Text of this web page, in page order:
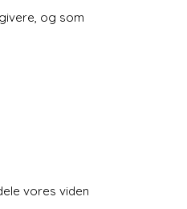
og som
vores viden